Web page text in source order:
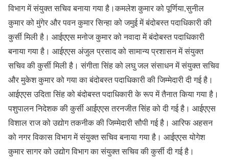
विभाग में संयुक्त सचिव बनाया गया है।कमलेश कुमार को पूर्णिया,सुनील
कुमार को मुंगेर और पवन कुमार सिन्हा को जमुई में बंदोबस्त पदाधिकारी की
कुर्सी मिली है। आईएएस मनोज कुमार को नवादा में बंदोबस्त पदाधिकारी
बनाया गया है। आईएएस अंजुल प्रसाद को सामान्य प्रशासन में संयुक्त
सचिव की कुर्सी मिली है। संगीता सिंह को लघु जल संसाधन में संयुक्त सचिव
और मुकेश कुमार को गया का बंदोबस्त पदाधिकारी की जिम्मेदारी दी गई है।
आईएएस उदिता सिंह को बंदोबस्त पदाधिकारी के रूप में तैनात किया गया है।
पशुपालन निदेशक की कुर्सी आईएएस तरनजीत सिंह को दी गई है। आईएएस
विशाल राज को उद्योग तकनीक की जिम्मेदारी सौपी गई है। आरिफ अहसन
को नगर विकास विभाग में संयुक्त सचिव बनाया गया है। आईएएस योगेश
कुमार सागर को उद्योग विभाग का संयुक्त सचिव की कुर्सी दी गई है।